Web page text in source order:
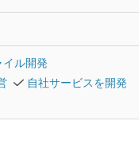
イル開発
自社サービスを開発